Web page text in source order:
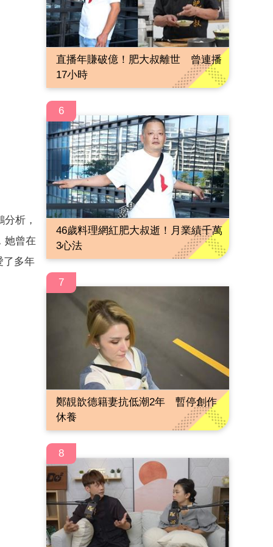
析，
她曾在
了多年
直播年賺破億！肥大叔離世 曾連播
17小時
6
46歲料理網紅肥大叔逝！月業績千萬
3心法
7
鄭靚歆德籍妻抗低潮2年 暫停創作
休養
8